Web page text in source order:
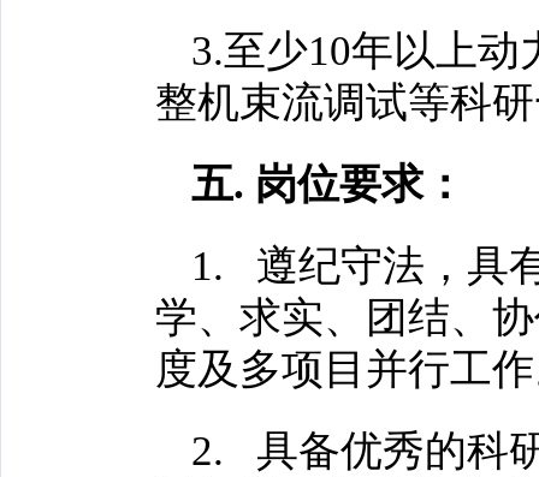
3.至少10年以上
整机束流调试等科
五. 岗位要求：
1. 遵纪守法，具
学、求实、团结、
度及多项目并行工
2. 具备优秀的科